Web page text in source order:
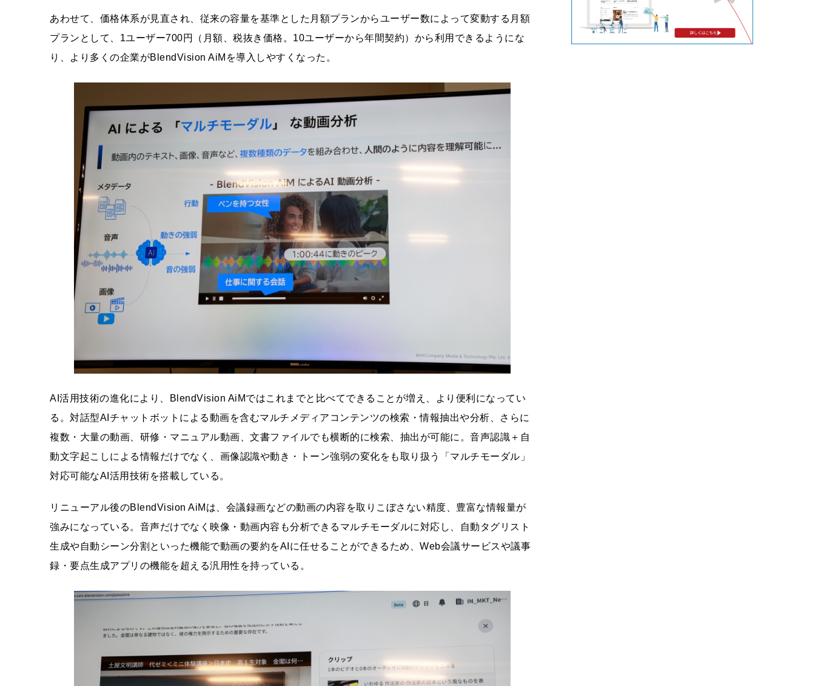
あわせて、価格体系が見直され、従来の容量を基準とした月額プランからユーザー数によって変動する月額
プランとして、1ユーザー700円（月額、税抜き価格。10ユーザーから年間契約）から利用できるようにな
り、より多くの企業がBlendVision AiMを導入しやすくなった。
AI活用技術の進化により、BlendVision AiMではこれまでと比べてできることが増え、より便利になってい
る。対話型AIチャットボットによる動画を含むマルチメディアコンテンツの検索・情報抽出や分析、さらに
複数・大量の動画、研修・マニュアル動画、文書ファイルでも横断的に検索、抽出が可能に。音声認識＋自
動文字起こしによる情報だけでなく、画像認識や動き・トーン強弱の変化をも取り扱う「マルチモーダル」
対応可能なAI活用技術を搭載している。
リニューアル後のBlendVision AiMは、会議録画などの動画の内容を取りこぼさない精度、豊富な情報量が
強みになっている。音声だけでなく映像・動画内容も分析できるマルチモーダルに対応し、自動タグリスト
生成や自動シーン分割といった機能で動画の要約をAIに任せることができるため、Web会議サービスや議事
録・要点生成アプリの機能を超える汎用性を持っている。